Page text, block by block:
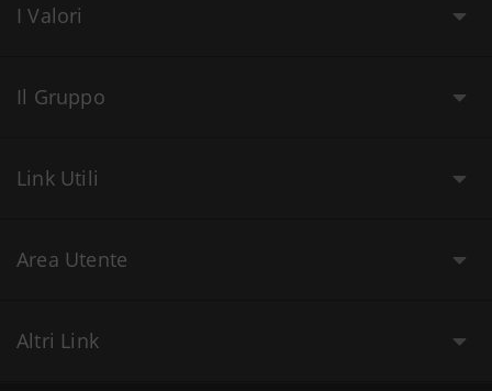
I Valori
Il Gruppo
Link Utili
Area Utente
Altri Link